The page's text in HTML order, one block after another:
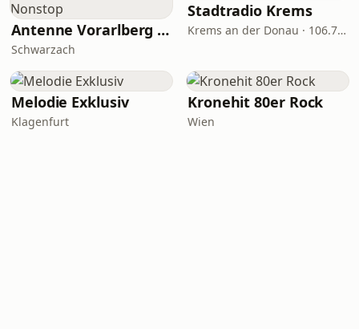
Antenne Vorarlberg Nonstop
Schwarzach
Stadtradio Krems
Krems an der Donau · 106.7 FM
Melodie Exklusiv
Klagenfurt
Kronehit 80er Rock
Wien